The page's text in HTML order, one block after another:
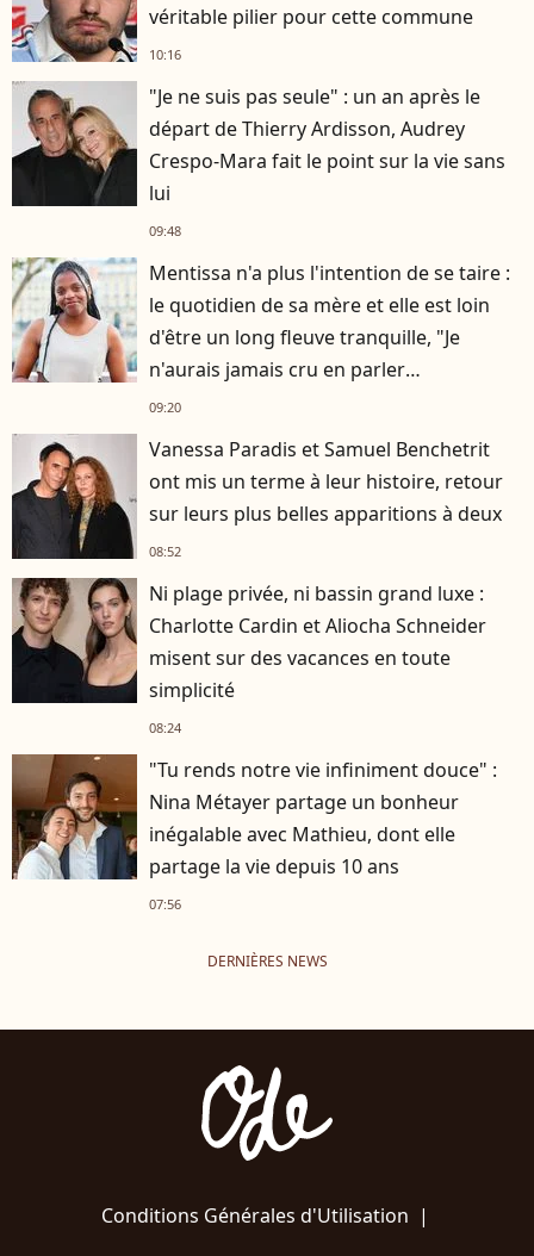
véritable pilier pour cette commune
10:16
"Je ne suis pas seule" : un an après le
départ de Thierry Ardisson, Audrey
Crespo-Mara fait le point sur la vie sans
lui
09:48
Mentissa n'a plus l'intention de se taire :
le quotidien de sa mère et elle est loin
d'être un long fleuve tranquille, "Je
n'aurais jamais cru en parler
publiquement"
09:20
Vanessa Paradis et Samuel Benchetrit
ont mis un terme à leur histoire, retour
sur leurs plus belles apparitions à deux
08:52
Ni plage privée, ni bassin grand luxe :
Charlotte Cardin et Aliocha Schneider
misent sur des vacances en toute
simplicité
08:24
"Tu rends notre vie infiniment douce" :
Nina Métayer partage un bonheur
inégalable avec Mathieu, dont elle
partage la vie depuis 10 ans
07:56
DERNIÈRES NEWS
Conditions Générales d'Utilisation |